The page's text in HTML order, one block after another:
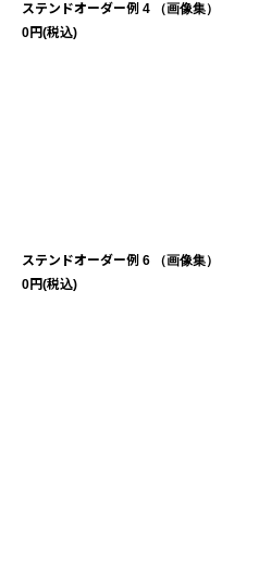
ステンドオーダー例 4 （画像集）
0円(税込)
ステンドオーダー例 6 （画像集）
0円(税込)